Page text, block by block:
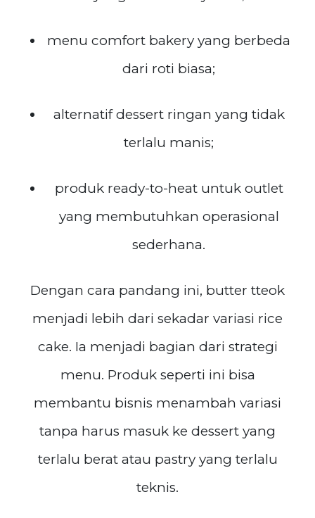
menu comfort bakery yang berbeda
dari roti biasa;
alternatif dessert ringan yang tidak
terlalu manis;
produk ready-to-heat untuk outlet
yang membutuhkan operasional
sederhana.
Dengan cara pandang ini, butter tteok
menjadi lebih dari sekadar variasi rice
cake. Ia menjadi bagian dari strategi
menu. Produk seperti ini bisa
membantu bisnis menambah variasi
tanpa harus masuk ke dessert yang
terlalu berat atau pastry yang terlalu
teknis.